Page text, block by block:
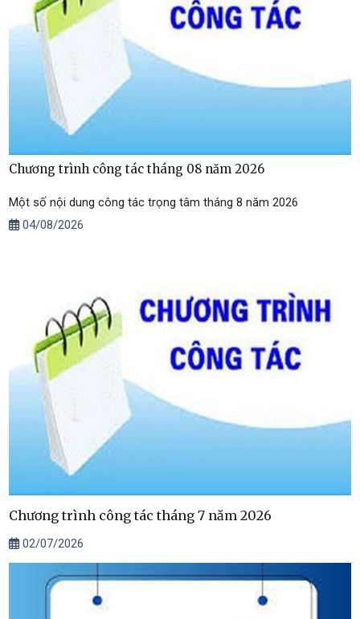
Chương trình công tác tháng 08 năm 2026
Một số nội dung công tác trọng tâm tháng 8 năm 2026
04/08/2026
Chương trình công tác tháng 7 năm 2026
02/07/2026